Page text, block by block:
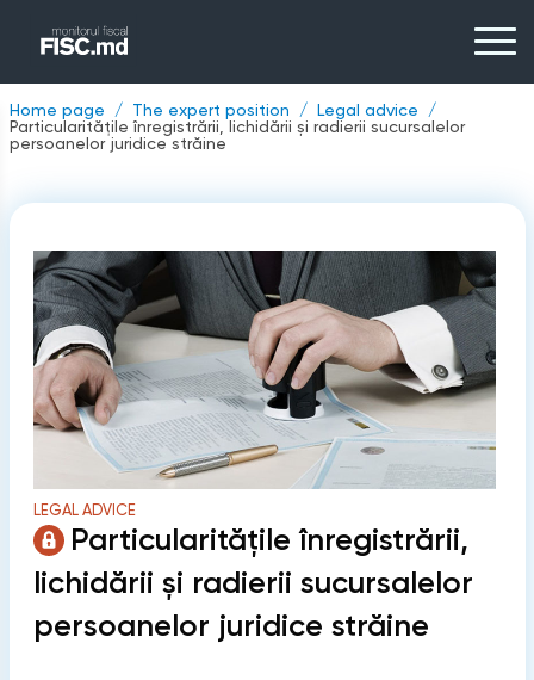
Home page The expert position
Legal advice
Particularitățile înregistrării, lichidării și radierii sucursalelor
persoanelor juridice străine
LEGAL ADVICE
Particularitățile înregistrării,
lichidării și radierii sucursalelor
persoanelor juridice străine